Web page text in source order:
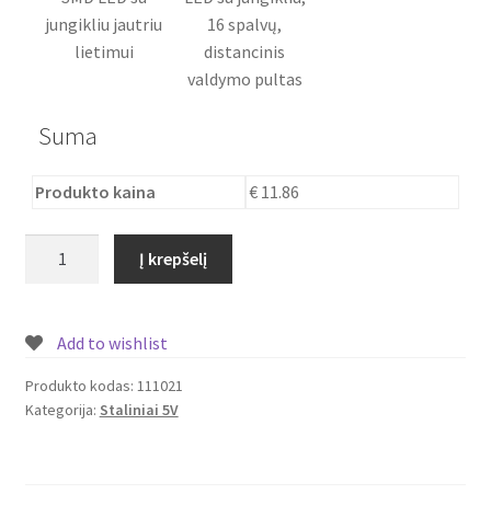
jungikliu jautriu
lietimui
16 spalvų,
distancinis
valdymo pultas
Suma
Produkto kaina € 11.86
šviestuvas
Šuo
Į krepšelį
Add to wishlist
Produkto kodas: 111021
Kategorija: Staliniai 5V